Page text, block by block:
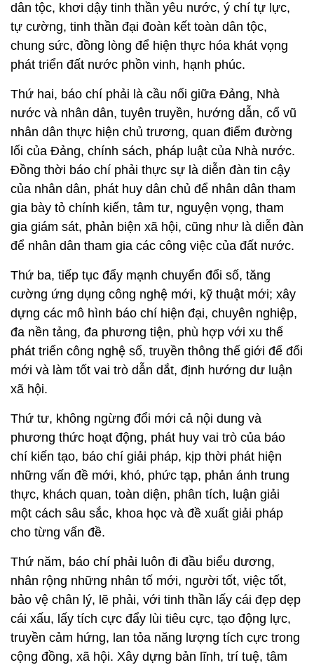
dân tộc, khơi dậy tinh thần yêu nước, ý chí tự lực,
tự cường, tinh thần đại đoàn kết toàn dân tộc,
chung sức, đồng lòng để hiện thực hóa khát vọng
phát triển đất nước phồn vinh, hạnh phúc.
Thứ hai, báo chí phải là cầu nối giữa Đảng, Nhà
nước và nhân dân, tuyên truyền, hướng dẫn, cổ vũ
nhân dân thực hiện chủ trương, quan điểm đường
lối của Đảng, chính sách, pháp luật của Nhà nước.
Đồng thời báo chí phải thực sự là diễn đàn tin cậy
của nhân dân, phát huy dân chủ để nhân dân tham
gia bày tỏ chính kiến, tâm tư, nguyện vọng, tham
gia giám sát, phản biện xã hội, cũng như là diễn đàn
để nhân dân tham gia các công việc của đất nước.
Thứ ba, tiếp tục đẩy mạnh chuyển đổi số, tăng
cường ứng dụng công nghệ mới, kỹ thuật mới; xây
dựng các mô hình báo chí hiện đại, chuyên nghiệp,
đa nền tảng, đa phương tiện, phù hợp với xu thế
phát triển công nghệ số, truyền thông thế giới để đổi
mới và làm tốt vai trò dẫn dắt, định hướng dư luận
xã hội.
Thứ tư, không ngừng đổi mới cả nội dung và
phương thức hoạt động, phát huy vai trò của báo
chí kiến tạo, báo chí giải pháp, kịp thời phát hiện
những vấn đề mới, khó, phức tạp, phản ánh trung
thực, khách quan, toàn diện, phân tích, luận giải
một cách sâu sắc, khoa học và đề xuất giải pháp
cho từng vấn đề.
Thứ năm, báo chí phải luôn đi đầu biểu dương,
nhân rộng những nhân tố mới, người tốt, việc tốt,
bảo vệ chân lý, lẽ phải, với tinh thần lấy cái đẹp dẹp
cái xấu, lấy tích cực đẩy lùi tiêu cực, tạo động lực,
truyền cảm hứng, lan tỏa năng lượng tích cực trong
cộng đồng, xã hội. Xây dựng bản lĩnh, trí tuệ, tâm